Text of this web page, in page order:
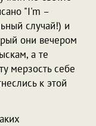
"I'm –
случай!) и
они вечером
а те
мерзость себе
к этой